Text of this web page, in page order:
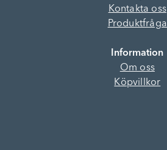
Kontakta oss
Produktfråga
Information
Om oss
Köpvillkor